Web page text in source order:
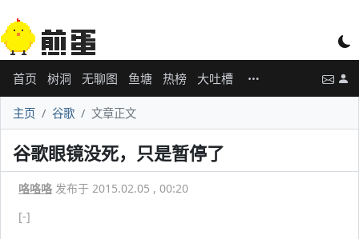
首页 树洞 无聊图 鱼塘 热榜 大吐槽
主页 谷歌 文章正文
谷歌眼镜没死，只是暂停了
咯咯咯 发布于 2015.02.05 , 00:20
[-]